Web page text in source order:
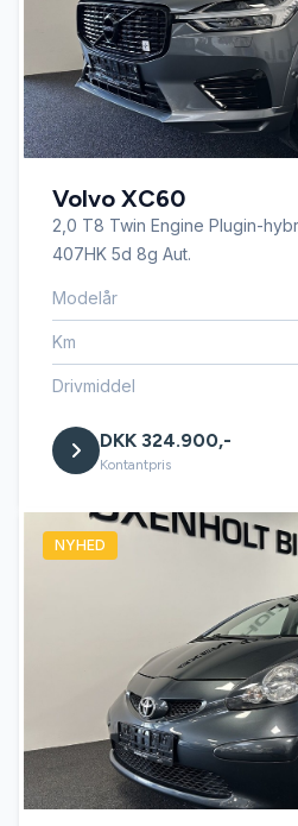
Volvo XC60
2,0 T8 Twin Engine Plugin-
407HK 5d 8g Aut.
Modelår
Km
Drivmiddel
DKK 324.900,-
Kontantpris
NYHED